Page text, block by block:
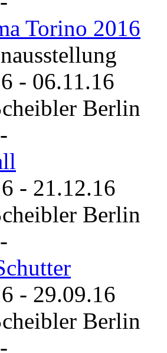
Torino 2016
- 06.11.16
Berlin
- 21.12.16
Berlin
- 29.09.16
Berlin